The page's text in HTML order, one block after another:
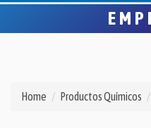
Home Productos Químicos